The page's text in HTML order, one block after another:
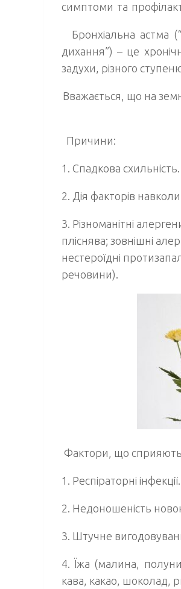
симптоми та
Бронхіальна астма
дихання”) – це
задухи, різного
Вважається, що на
Причини:
1. Спадкова схильність.
2. Дія факторів
3. Різноманітні
пліснява; зовнішні
нестероїдні
речовини).
Фактори, що
1. Респіраторні інфекції.
2. Недоношеність
3. Штучне
4. Їжа (малина,
кава, какао, шоколад,